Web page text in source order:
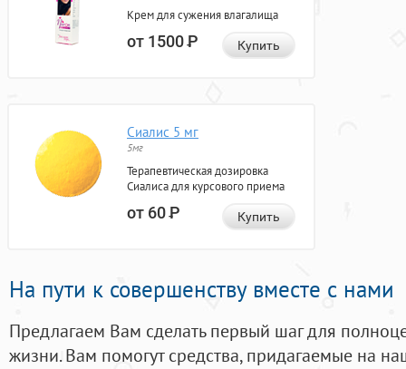
Крем для сужения влагалища
от 1500Р Купить
Сиалис 5 мг
5мг
Терапевтическая дозировка
Сиалиса для курсового приема
от 60Р Купить
На пути к совершенству вместе с нами
Предлагаем Вам сделать первый шаг для
жизни. Вам помогут средства, придагаемые на